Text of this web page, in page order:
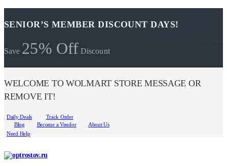
SENIOR’S MEMBER DISCOUNT DAYS!
Save 25% Off Discount
WELCOME TO WOLMART STORE MESSAGE OR
REMOVE IT!
Daily Deals
Track Order
Blog
Become a Vendor
About Us
Need Help